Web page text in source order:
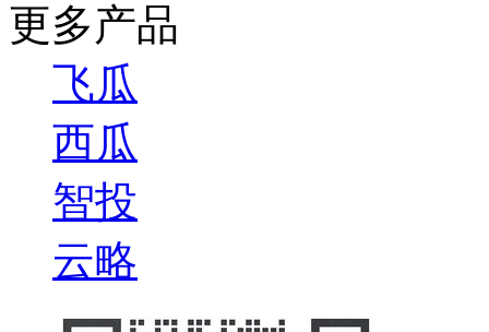
更多产品
飞瓜
西瓜
智投
云略